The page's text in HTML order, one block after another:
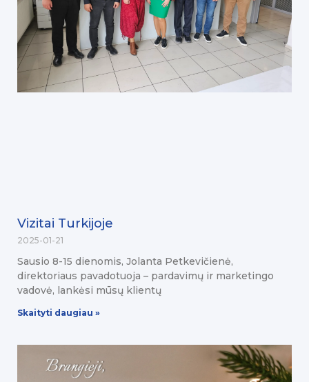
Vizitai Turkijoje
2025-01-21
Sausio 8-15 dienomis, Jolanta Petkevičienė,
direktoriaus pavadotuoja – pardavimų ir marketingo
vadovė, lankėsi mūsų klientų
Skaityti daugiau »